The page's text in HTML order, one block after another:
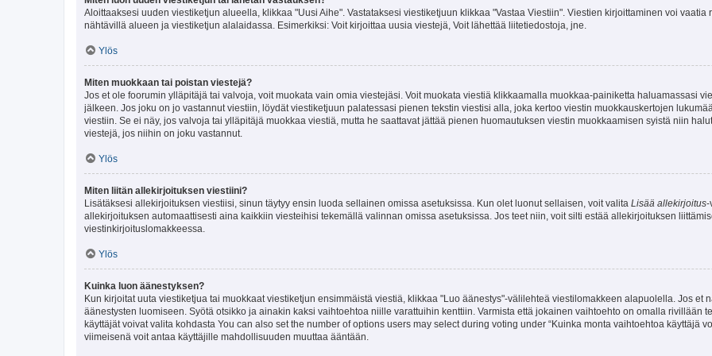
Aloittaaksesi uuden viestiketjun alueella, klikkaa "Uusi Aihe". Vastataksesi viestiketjuun klikkaa "Vastaa Viestiin". Viestien kirjoittaminen voi
nähtävillä alueen ja viestiketjun alalaidassa. Esimerkiksi: Voit kirjoittaa uusia viestejä, Voit lähettää liitetiedostoja, jne.
Ylös
Miten muokkaan tai poistan viestejä?
Jos et ole foorumin ylläpitäjä tai valvoja, voit muokata vain omia viestejäsi. Voit muokata viestiä klikkaamalla muokkaa-painiketta haluamassasi
jälkeen. Jos joku on jo vastannut viestiin, löydät viestiketjuun palatessasi pienen tekstin viestisi alla, joka kertoo viestin muokkauskertojen
viestiin. Se ei näy, jos valvoja tai ylläpitäjä muokkaa viestiä, mutta he saattavat jättää pienen huomautuksen viestin muokkaamisen syistä niin
viestejä, jos niihin on joku vastannut.
Ylös
Miten liitän allekirjoituksen viestiini?
Lisätäksesi allekirjoituksen viestiisi, sinun täytyy ensin luoda sellainen omissa asetuksissa. Kun olet luonut sellaisen, voit valita Lisää allekirjoitus-
allekirjoituksen automaattisesti aina kaikkiin viesteihisi tekemällä valinnan omissa asetuksissa. Jos teet niin, voit silti estää allekirjoituksen
viestinkirjoituslomakkeessa.
Ylös
Kuinka luon äänestyksen?
Kun kirjoitat uuta viestiketjua tai muokkaat viestiketjun ensimmäistä viestiä, klikkaa "Luo äänestys"-välilehteä viestilomakkeen alapuolella. Jos et
äänestysten luomiseen. Syötä otsikko ja ainakin kaksi vaihtoehtoa niille varattuihin kenttiin. Varmista että jokainen vaihtoehto on omalla rivillään
käyttäjät voivat valita kohdasta You can also set the number of options users may select during voting under “Kuinka monta vaihtoehtoa käyttäjä
viimeisenä voit antaa käyttäjille mahdollisuuden muuttaa ääntään.